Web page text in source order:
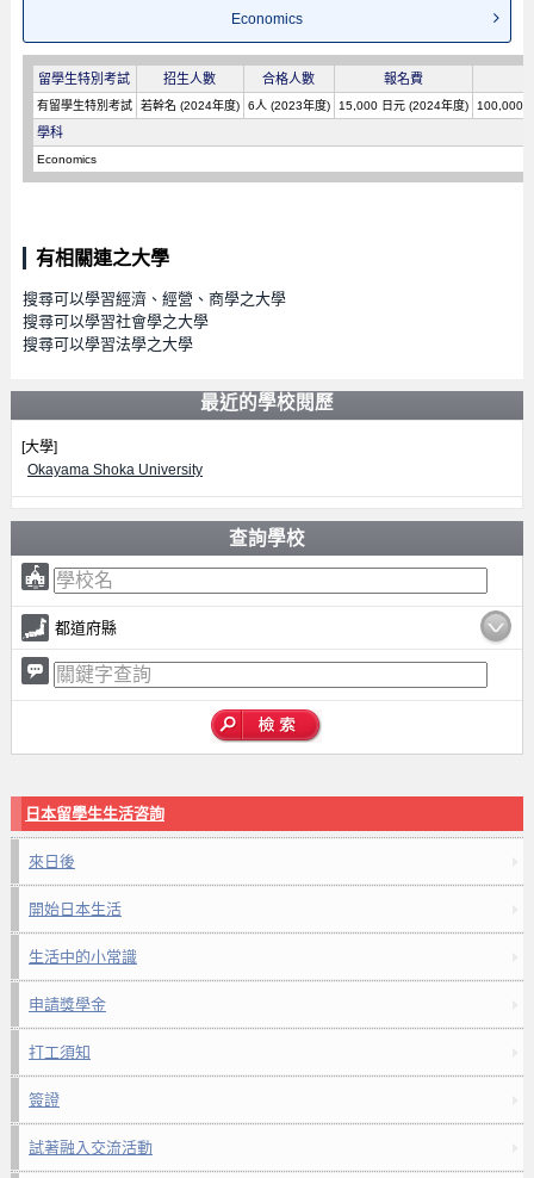
Economics
留學生特別考試 招生人數 合格人數 報名費
有留學生特別考試 若幹名 (2024年度) 6人 (2023年度) 15,000 日元 (2024年度) 100,000
學科
Economics
有相關連之大學
搜尋可以學習經濟、經營、商學之大學
搜尋可以學習社會學之大學
搜尋可以學習法學之大學
最近的學校閱歷
[大學]
Okayama Shoka University
查詢學校
都道府縣
日本留學生生活咨詢
來日後
開始日本生活
生活中的小常識
申請獎學金
打工須知
簽證
試著融入交流活動